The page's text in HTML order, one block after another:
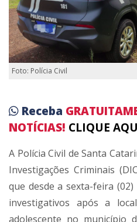
Foto: Polícia Civil
Receba
NOTÍCIAS! CLIQUE
A Polícia Civil de Santa
Investigações Criminais
que desde a sexta-feira
investigativos após a
adolescente no município